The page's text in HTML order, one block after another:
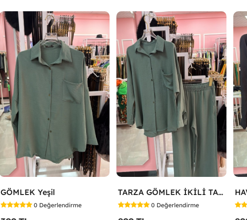
GÖMLEK Yeşil
0 Değerlendirme
TARZA GÖMLEK İKİLİ TAKIM KOT KUMAŞ Yeşil
0 Değerlendirme